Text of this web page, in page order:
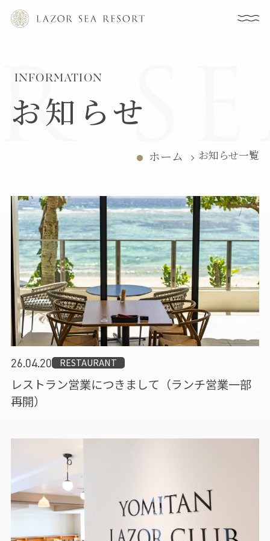
INFORMATION
お知らせ
ホーム お知らせ一覧
26.04.20 RESTAURANT
レストラン営業につきまして（ランチ営業一部
再開）